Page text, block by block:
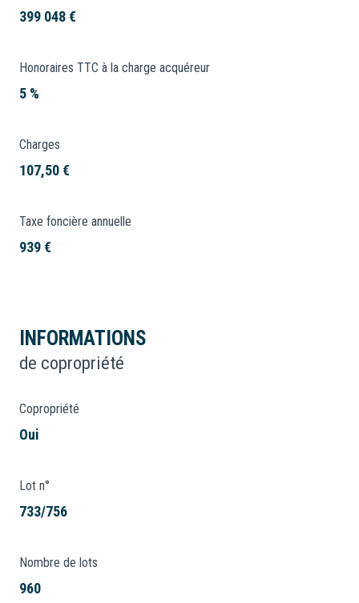
399 048 €
Honoraires TTC à la charge acquéreur
5 %
Charges
107,50 €
Taxe foncière annuelle
939 €
INFORMATIONS
de copropriété
Copropriété
Oui
Lot n°
733/756
Nombre de lots
960